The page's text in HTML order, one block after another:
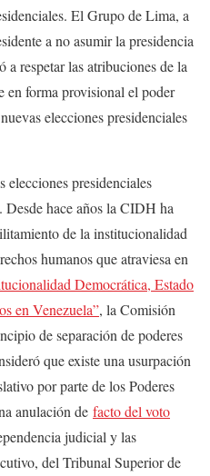
El Grupo de Lima, a
a no asumir la presidencia
respetar las atribuciones de la
en forma provisional el poder
elecciones presidenciales
elecciones presidenciales
hace años la CIDH ha
de la institucionalidad
humanos que atraviesa en
Democrática, Estado
en Venezuela”, la Comisión
de separación de poderes
que existe una usurpación
por parte de los Poderes
anulación de facto del voto
judicial y las
del Tribunal Superior de